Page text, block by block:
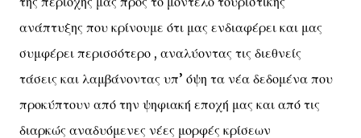
ανάπτυξης που κρίνουμε ότι μας ενδιαφέρει και μας
συμφέρει περισσότερο , αναλύοντας τις διεθνείς
τάσεις και λαμβάνοντας υπ’ όψη τα νέα δεδομένα που
προκύπτουν από την ψηφιακή εποχή μας και από τις
διαρκώς αναδυόμενες νέες μορφές κρίσεων